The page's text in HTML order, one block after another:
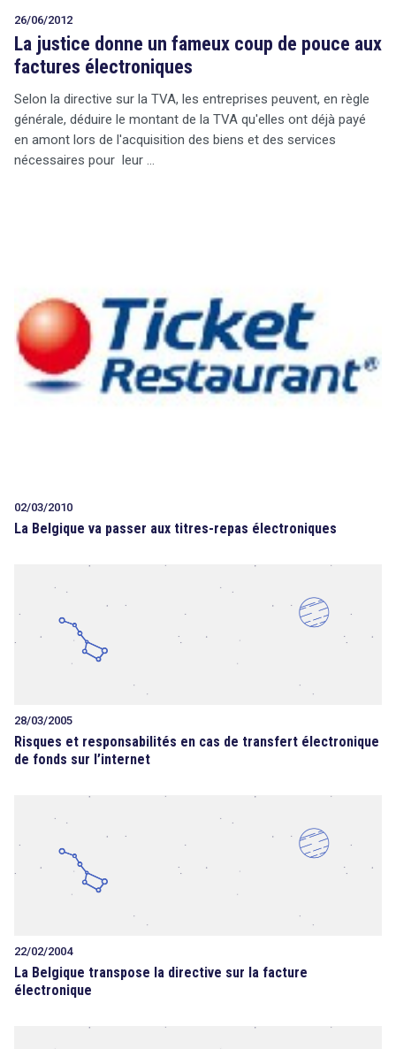
02/03/2010
La Belgique va passer aux titres-repas électroniques
28/03/2005
Risques et responsabilités en cas de transfert électronique
de fonds sur l’internet
22/02/2004
La Belgique transpose la directive sur la facture
électronique
26/06/2012
La justice donne un fameux coup de pouce aux
factures électroniques
Selon la directive sur la TVA, les entreprises peuvent, en règle
générale, déduire le montant de la TVA qu'elles ont déjà payé
en amont lors de l'acquisition des biens et des services
nécessaires pour leur …